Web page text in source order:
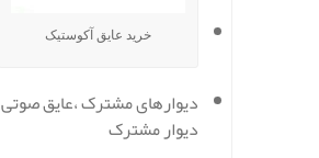
خرید عایق آکوستیک
دیوارهای مشترک ،عایق صوتی
دیوار مشترک